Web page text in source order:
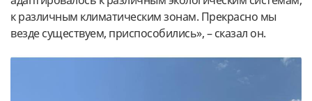
к различным климатическим зонам. Прекрасно мы
везде существуем, приспособились», – сказал он.